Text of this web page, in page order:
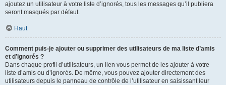
ajoutez un utilisateur à votre liste d’ignorés, tous les messages qu’il publiera
seront masqués par défaut.
Haut
Comment puis-je ajouter ou supprimer des utilisateurs de ma liste d’amis
et d’ignorés ?
Dans chaque profil d’utilisateurs, un lien vous permet de les ajouter à votre
liste d’amis ou d’ignorés. De même, vous pouvez ajouter directement des
utilisateurs depuis le panneau de contrôle de l’utilisateur en saisissant leur